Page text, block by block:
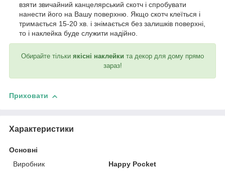
взяти звичайний канцелярський скотч і спробувати
нанести його на Вашу поверхню. Якщо скотч клеїться і
тримається 15-20 хв. і знімається без залишків поверхні,
то і наклейка буде служити надійно.
Обирайте тільки якісні наклейки та декор для дому прямо
зараз!
Приховати
Характеристики
Основні
Виробник
Happy Pocket